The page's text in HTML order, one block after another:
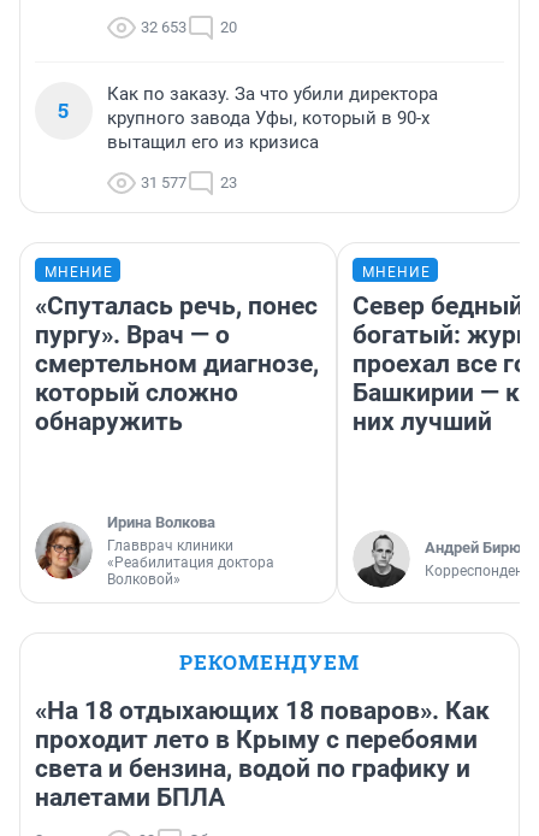
32 653 20
5
Как по заказу. За что убили директора
крупного завода Уфы, который в 90-х
вытащил его из кризиса
31 577 23
МНЕНИЕ
«Спуталась речь, понес
пургу». Врач — о
смертельном диагнозе,
который сложно
обнаружить
Ирина Волкова
Главврач клиники
«Реабилитация доктора
Волковой»
МНЕНИЕ
Север бедный,
богатый:
проехал все
Башкирии —
них лучший
Андрей
Корреспондент
РЕКОМЕНДУЕМ
«На 18 отдыхающих 18 поваров». Как
проходит лето в Крыму с перебоями
света и бензина, водой по графику и
налетами БПЛА